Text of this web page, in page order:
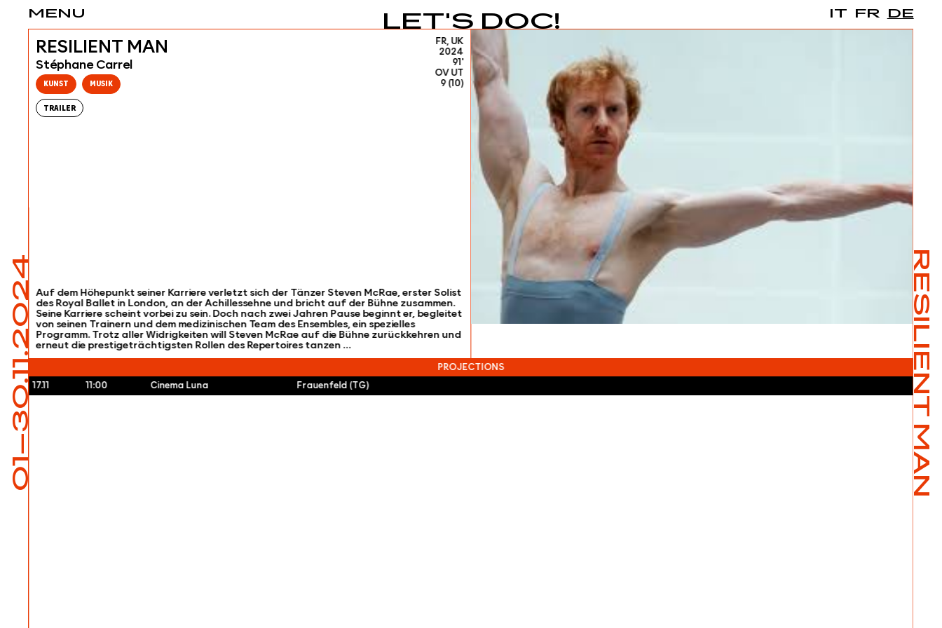
01—30.11.2024 RESILIENT MAN
DE
FR
IT
MENU LET'S DOC!
RESILIENT MAN
Stéphane Carrel
KUNST MUSIK
TRAILER
FR, UK
2024
91'
OV UT
9 (10)
Auf dem Höhepunkt seiner Karriere verletzt sich der Tänzer Steven McRae, erster Solist
des Royal Ballet in London, an der Achillessehne und bricht auf der Bühne zusammen.
Seine Karriere scheint vorbei zu sein. Doch nach zwei Jahren Pause beginnt er, begleitet
von seinen Trainern und dem medizinischen Team des Ensembles, ein spezielles
Programm. Trotz aller Widrigkeiten will Steven McRae auf die Bühne zurückkehren und
erneut die prestigeträchtigsten Rollen des Repertoires tanzen …
PROJECTIONS
17.11
11:00 Cinema Luna Frauenfeld (TG)